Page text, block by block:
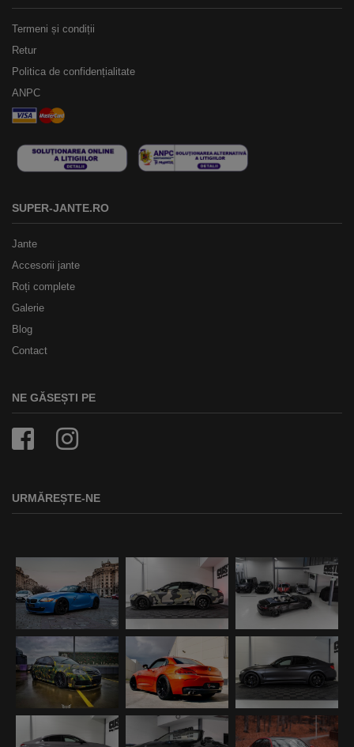
Termeni și condiții
Retur
Politica de confidențialitate
ANPC
SUPER-JANTE.RO
Jante
Accesorii jante
Roți complete
Galerie
Blog
Contact
NE GĂSEȘTI PE
URMĂREȘTE-NE